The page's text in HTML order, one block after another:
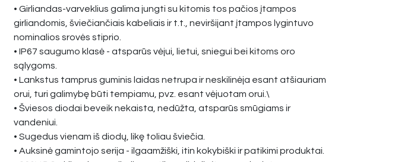
• Girliandas-varveklius galima jungti su kitomis tos pačios įtampos
girliandomis, šviečiančiais kabeliais ir t.t., neviršijant įtampos lygintuvo
nominalios srovės stiprio.
• IP67 saugumo klasė - atsparūs vėjui, lietui, sniegui bei kitoms oro
sąlygoms.
• Lankstus tamprus guminis laidas netrupa ir neskilinėja esant atšiauriam
orui, turi galimybę būti tempiamu, pvz. esant vėjuotam orui.\
• Šviesos diodai beveik nekaista, nedūžta, atsparūs smūgiams ir
vandeniui.
• Sugedus vienam iš diodų, likę toliau šviečia.
• Auksinė gamintojo serija - ilgaamžiški, itin kokybiški ir patikimi produktai.